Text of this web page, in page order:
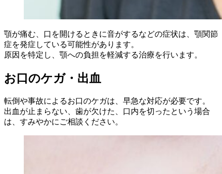
顎が痛む、口を開けるときに音がするなどの症状は、顎関節
症を発症している可能性があります。
原因を特定し、顎への負担を軽減する治療を行います。
お口のケガ・出血
転倒や事故によるお口のケガは、早急な対応が必要です。
出血が止まらない、歯が欠けた、口内を切ったという場合
は、すみやかにご相談ください。